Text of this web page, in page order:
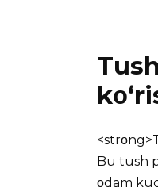
Bu tush
οdam